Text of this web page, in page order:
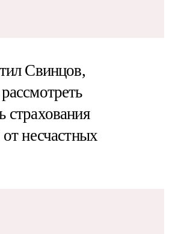
Свинцов,
страхования
несчастных